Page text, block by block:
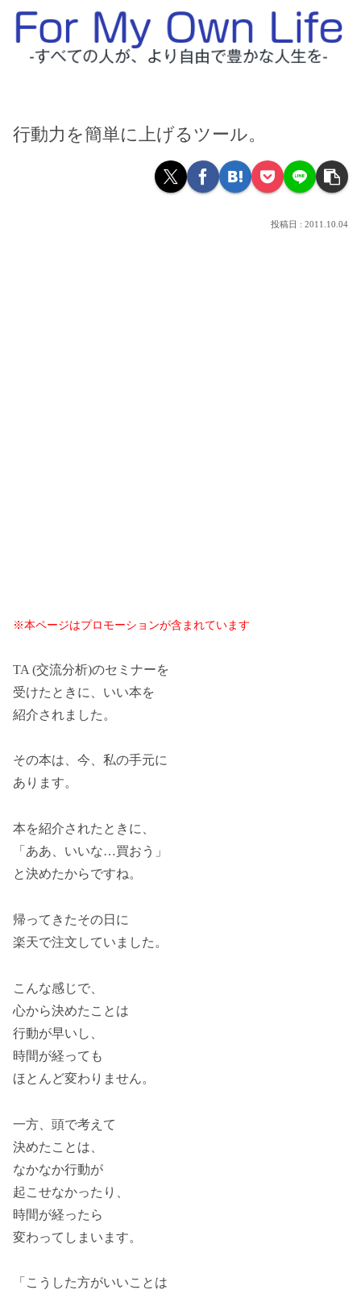
行動力を簡単に上げるツール。
2011.10.04
※本ページはプロモーションが含まれています
TA (交流分析)のセミナーを
受けたときに、いい本を
紹介されました。
その本は、今、私の手元に
あります。
本を紹介されたときに、
「ああ、いいな…買おう」
と決めたからですね。
帰ってきたその日に
楽天で注文していました。
こんな感じで、
心から決めたことは
行動が早いし、
時間が経っても
ほとんど変わりません。
一方、頭で考えて
決めたことは、
なかなか行動が
起こせなかったり、
時間が経ったら
変わってしまいます。
「こうした方がいいことは